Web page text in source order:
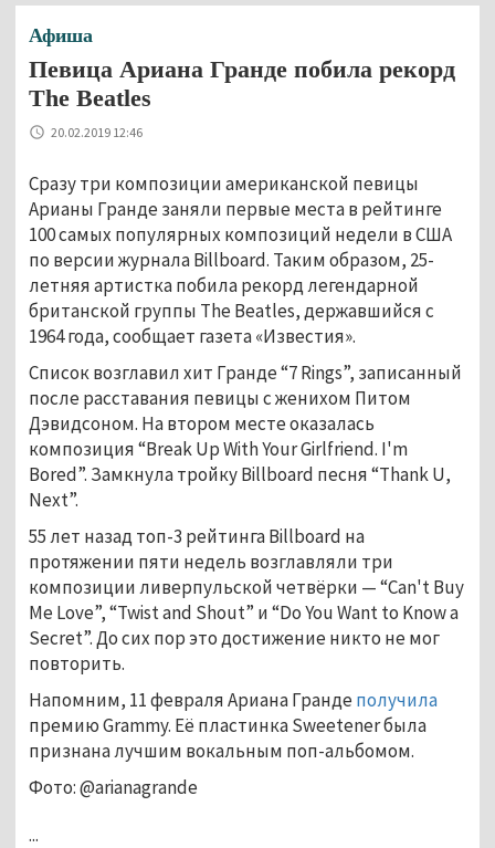
Афиша
Певица Ариана Гранде побила рекорд
The Beatles
20.02.2019 12:46
Сразу три композиции американской певицы
Арианы Гранде заняли первые места в рейтинге
100 самых популярных композиций недели в США
по версии журнала Billboard. Таким образом, 25-
летняя артистка побила рекорд легендарной
британской группы The Beatles, державшийся с
1964 года, сообщает газета «Известия».
Список возглавил хит Гранде “7 Rings”, записанный
после расставания певицы с женихом Питом
Дэвидсоном. На втором месте оказалась
композиция “Break Up With Your Girlfriend. I'm
Bored”. Замкнула тройку Billboard песня “Thank U,
Next”.
55 лет назад топ-3 рейтинга Billboard на
протяжении пяти недель возглавляли три
композиции ливерпульской четвёрки — “Can't Buy
Me Love”, “Twist and Shout” и “Do You Want to Know a
Secret”. До сих пор это достижение никто не мог
повторить.
Напомним, 11 февраля Ариана Гранде получила
премию Grammy. Её пластинка Sweetener была
признана лучшим вокальным поп-альбомом.
Фото: @arianagrande
...